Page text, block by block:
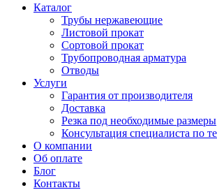
Каталог
Трубы нержавеющие
Листовой прокат
Сортовой прокат
Трубопроводная арматура
Отводы
Услуги
Гарантия от производителя
Доставка
Резка под необходимые размеры
Консультация специалиста по
О компании
Об оплате
Блог
Контакты